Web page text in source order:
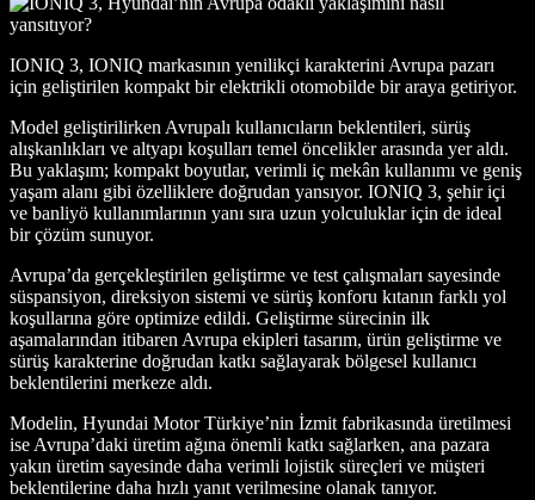
IONIQ 3, IONIQ markasının yenilikçi karakterini Avrupa pazarı
için geliştirilen kompakt bir elektrikli otomobilde bir araya getiriyor.
Model geliştirilirken Avrupalı kullanıcıların beklentileri, sürüş
alışkanlıkları ve altyapı koşulları temel öncelikler arasında yer aldı.
Bu yaklaşım; kompakt boyutlar, verimli iç mekân kullanımı ve geniş
yaşam alanı gibi özelliklere doğrudan yansıyor. IONIQ 3, şehir içi
ve banliyö kullanımlarının yanı sıra uzun yolculuklar için de ideal
bir çözüm sunuyor.
Avrupa’da gerçekleştirilen geliştirme ve test çalışmaları sayesinde
süspansiyon, direksiyon sistemi ve sürüş konforu kıtanın farklı yol
koşullarına göre optimize edildi. Geliştirme sürecinin ilk
aşamalarından itibaren Avrupa ekipleri tasarım, ürün geliştirme ve
sürüş karakterine doğrudan katkı sağlayarak bölgesel kullanıcı
beklentilerini merkeze aldı.
Modelin, Hyundai Motor Türkiye’nin İzmit fabrikasında üretilmesi
ise Avrupa’daki üretim ağına önemli katkı sağlarken, ana pazara
yakın üretim sayesinde daha verimli lojistik süreçleri ve müşteri
beklentilerine daha hızlı yanıt verilmesine olanak tanıyor.